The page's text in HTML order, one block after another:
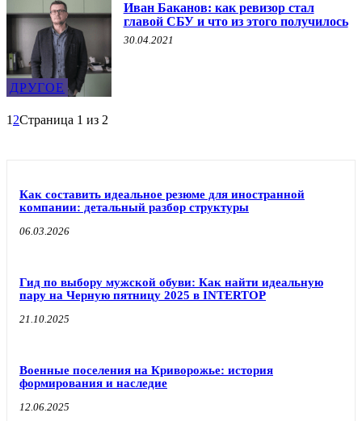
ДРУГОЕ
Иван Баканов: как ревизор стал
главой СБУ и что из этого получилось
30.04.2021
1 2Страница 1 из 2
Как составить идеальное резюме для иностранной
компании: детальный разбор структуры
06.03.2026
Гид по выбору мужской обуви: Как найти идеальную
пару на Черную пятницу 2025 в INTERTOP
21.10.2025
Военные поселения на Криворожье: история
формирования и наследие
12.06.2025